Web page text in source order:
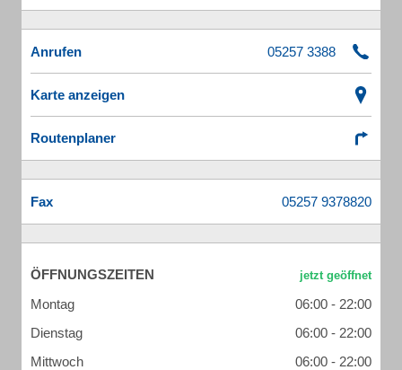
Anrufen
Karte anzeigen
Routenplaner
Fax
ÖFFNUNGSZEITEN
Montag
06:00 - 22:00
Dienstag
06:00 - 22:00
Mittwoch
06:00 - 22:00